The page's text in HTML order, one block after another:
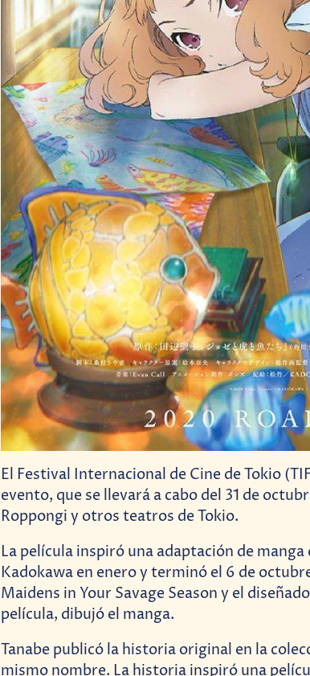
El Festival Internacional de Cine de Tokio
evento, que se llevará a cabo del 31 de
Roppongi y otros teatros de Tokio.
La película inspiró una adaptación de
Kadokawa en enero y terminó el 6 de
Maidens in Your Savage Season y el
película, dibujó el manga.
Tanabe publicó la historia original en la
mismo nombre. La historia inspiró una